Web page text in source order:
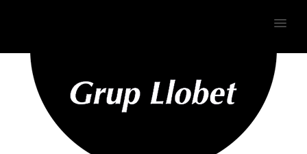
MENU